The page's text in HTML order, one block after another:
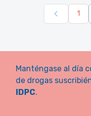
1
Manténgase al día
de drogas
IDPC.